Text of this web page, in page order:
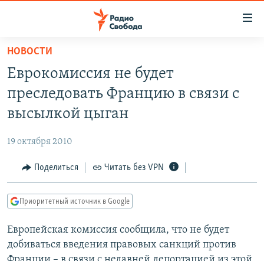
упрощенного
доступа
основному
Вернутся
Вернутся
поиску
ПОДКАСТЫ
АВТОРСКИЕ ПРОЕКТЫ
МНЕНИЯ
КУЛЬТУРА
КАВКАЗ.РЕАЛИИ
СЕВЕР.РЕАЛИИ
СИБИРЬ.РЕАЛИИ
НОВОСТИ
Еврокомиссия не будет
преследовать Францию в связи с
высылкой цыган
19 октября 2010
Поделиться Читать без VPN
Приоритетный источник в Google
Европейская комиссия сообщила, что не будет
добиваться введения правовых санкций против